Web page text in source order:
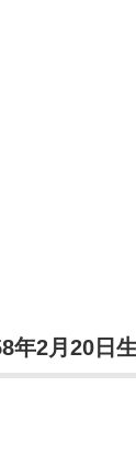
2月20日生